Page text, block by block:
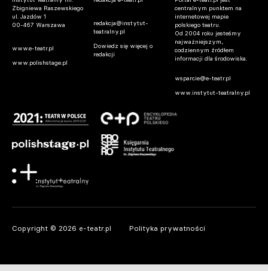
Zbigniewa Raszewskiego
ul. Jazdów 1
00-467 Warszawa
www.e-teatr.pl
www.polishstage.pl
redakcja@instytut-
teatralny.pl
Dowiedz się więcej o
redakcji
centralnym punktem na
internetowej mapie
polskiego teatru.
Od 2004 roku jesteśmy
najważniejszym,
codziennym źródłem
informacji dla środowiska.
wsparcie@e-teatr.pl
www.instytut-teatralny.pl
Copyright © 2026 e-teatr.pl Polityka prywatności